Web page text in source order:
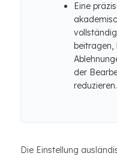
Eine
beitragen,
der
reduzieren.
Die Einstellung